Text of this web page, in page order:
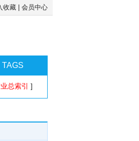
收藏 会员中心
TAGS
总索引 ]